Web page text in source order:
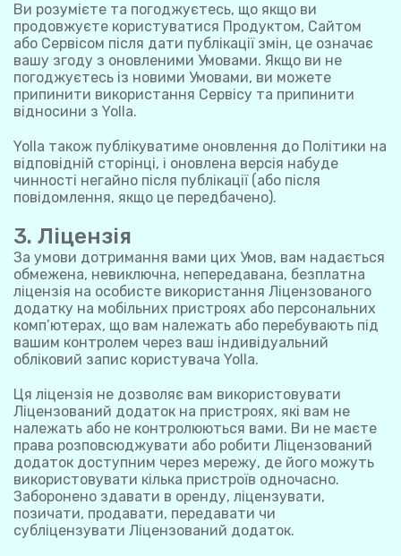
Ви розумієте та погоджуєтесь, що якщо ви
продовжуєте користуватися Продуктом, Сайтом
або Сервісом після дати публікації змін, це означає
вашу згоду з оновленими Умовами. Якщо ви не
погоджуєтесь із новими Умовами, ви можете
припинити використання Сервісу та припинити
відносини з Yolla.
Yolla також публікуватиме оновлення до Політики на
відповідній сторінці, і оновлена версія набуде
чинності негайно після публікації (або після
повідомлення, якщо це передбачено).
3. Ліцензія
За умови дотримання вами цих Умов, вам надається
обмежена, невиключна, непередавана, безплатна
ліцензія на особисте використання Ліцензованого
додатку на мобільних пристроях або персональних
комп’ютерах, що вам належать або перебувають під
вашим контролем через ваш індивідуальний
обліковий запис користувача Yolla.
Ця ліцензія не дозволяє вам використовувати
Ліцензований додаток на пристроях, які вам не
належать або не контролюються вами. Ви не маєте
права розповсюджувати або робити Ліцензований
додаток доступним через мережу, де його можуть
використовувати кілька пристроїв одночасно.
Заборонено здавати в оренду, ліцензувати,
позичати, продавати, передавати чи
субліцензувати Ліцензований додаток.